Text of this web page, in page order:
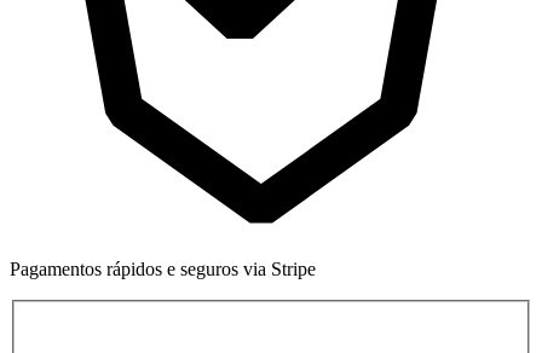
Pagamentos rápidos e seguros via Stripe